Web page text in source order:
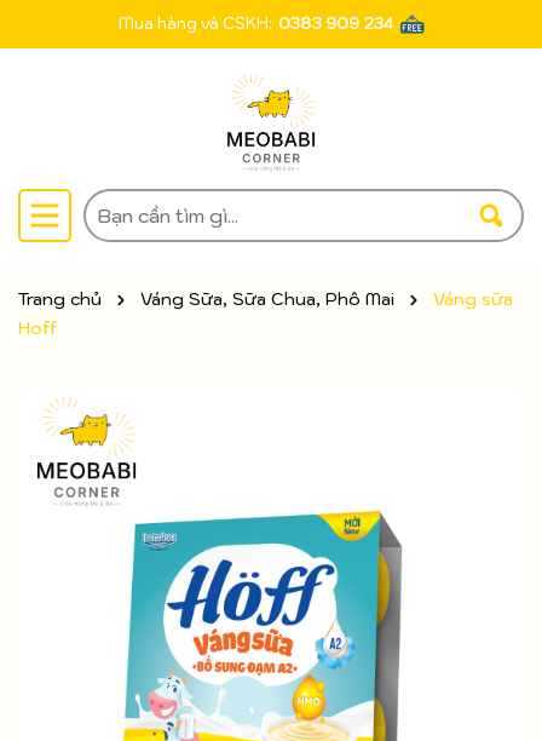
Mua hàng và CSKH: 0383 909 234
Trang chủ Váng Sữa, Sữa Chua, Phô Mai
Váng sữa
Hoff